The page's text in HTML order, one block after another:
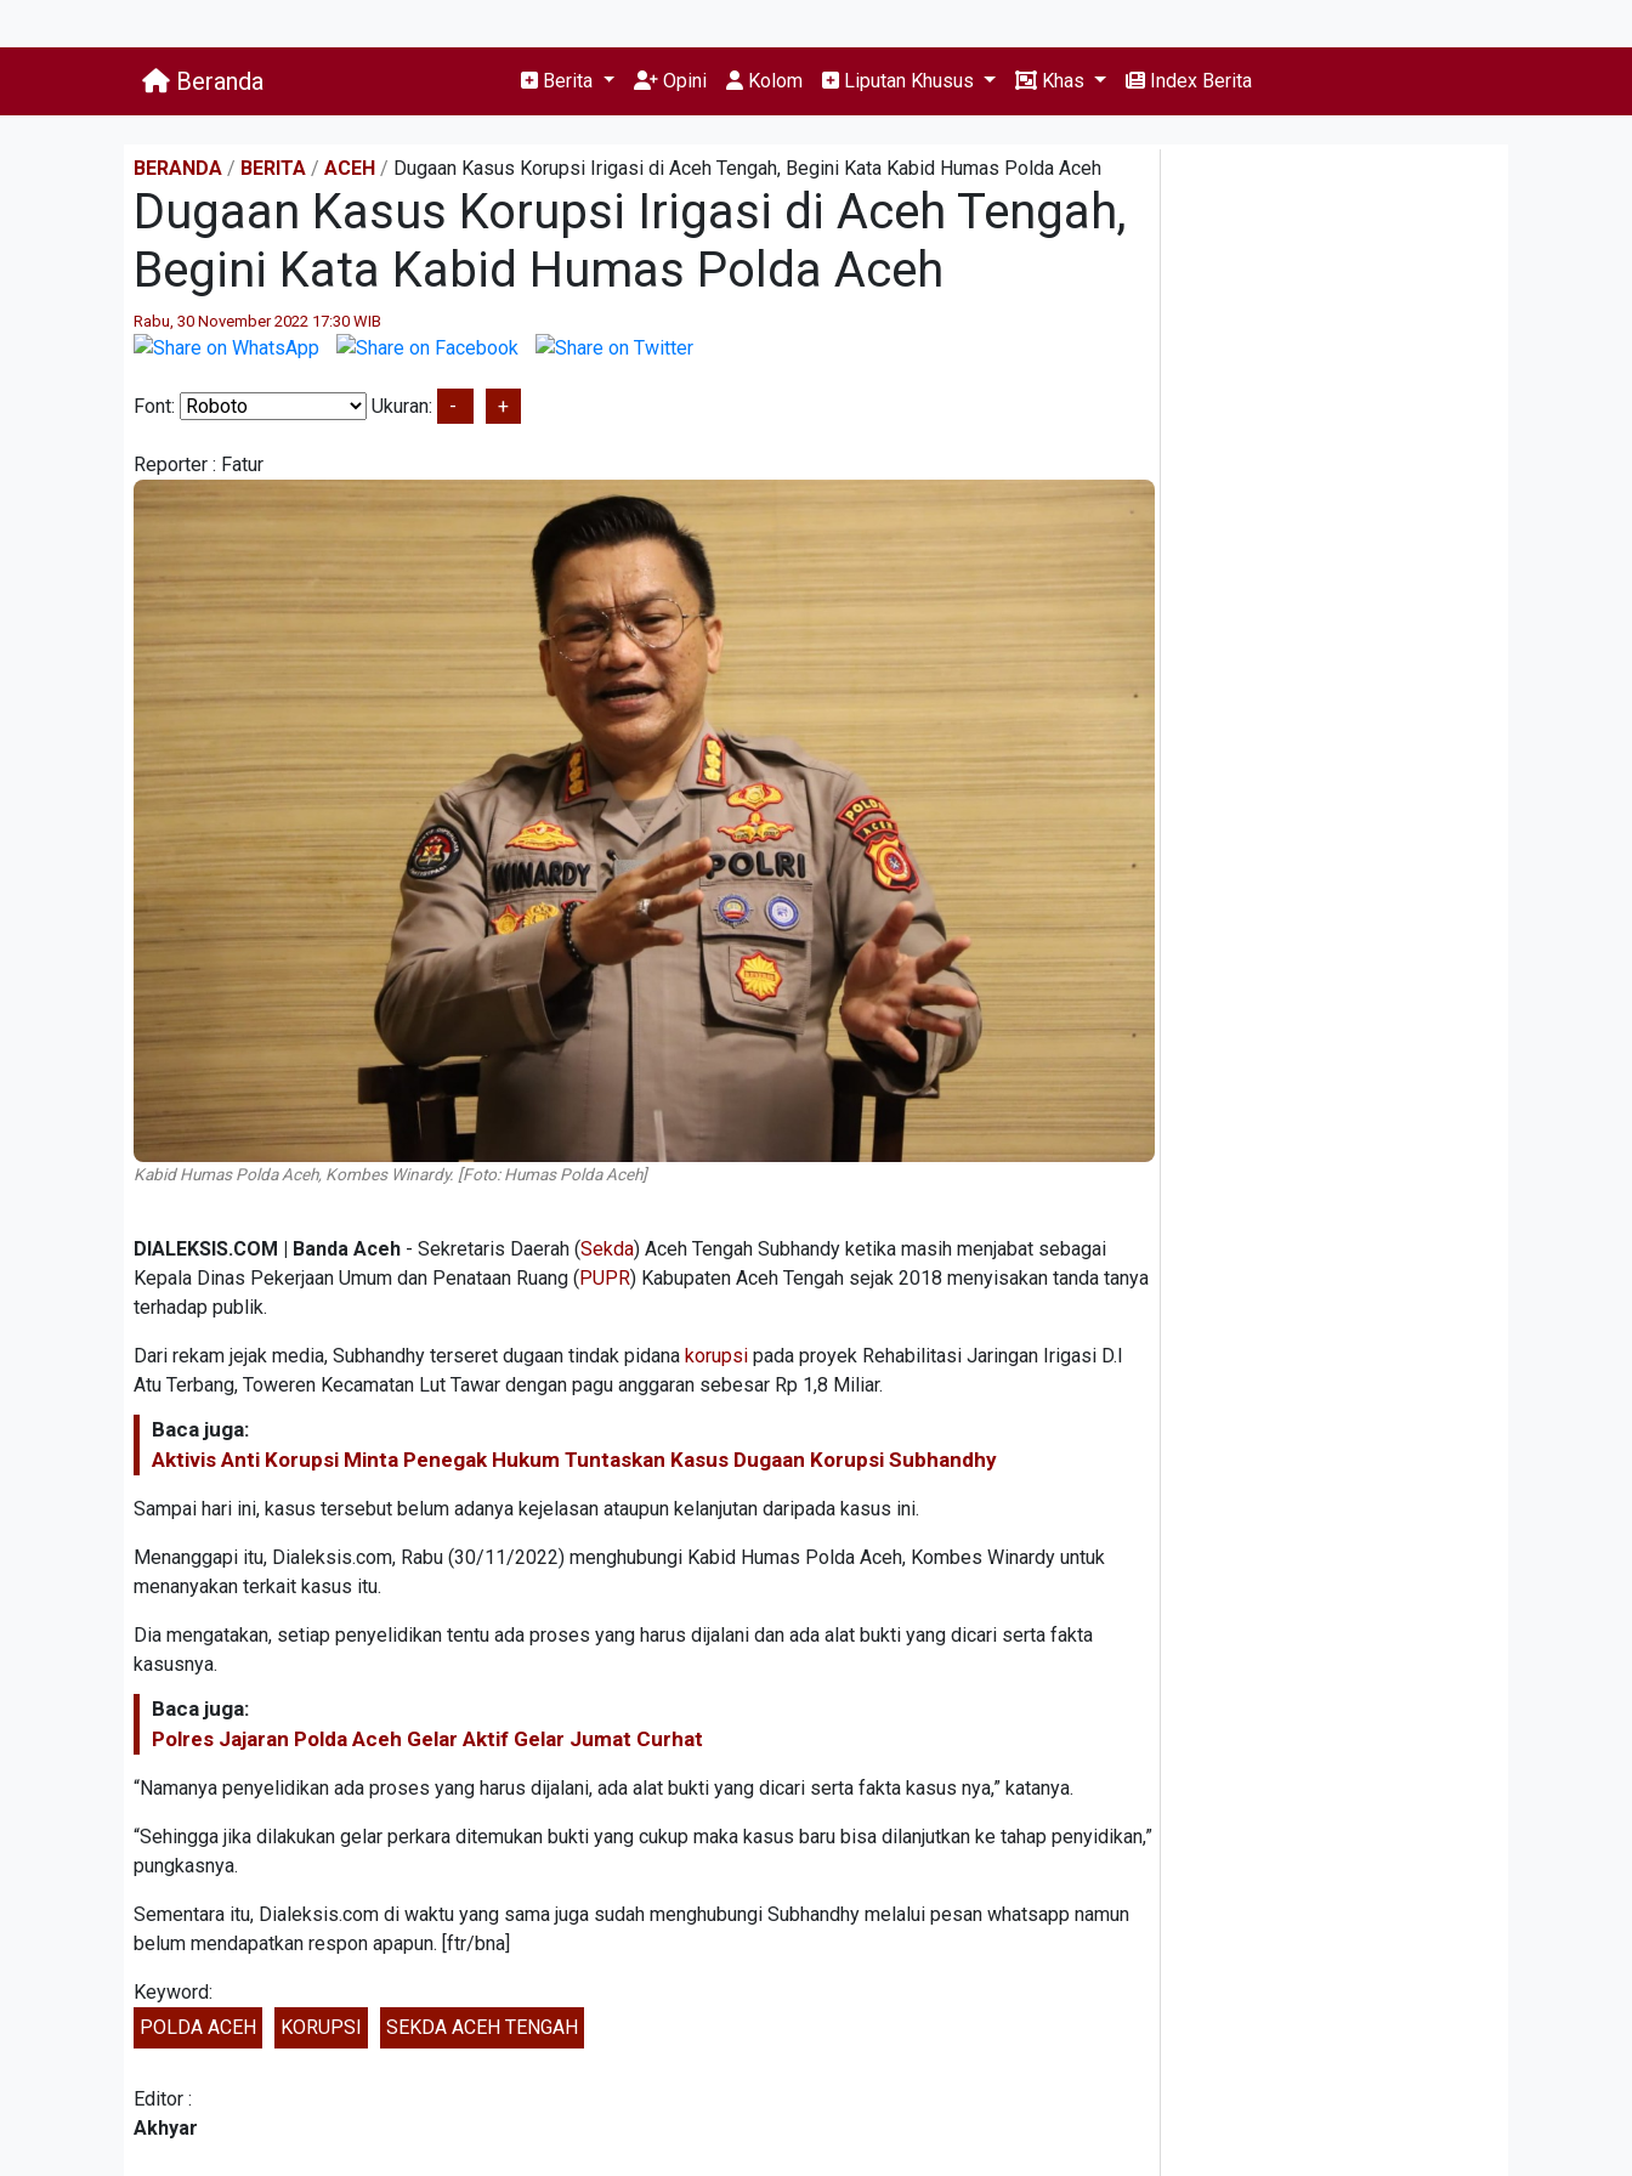
Beranda Berita Opini Kolom Liputan Khusus Khas Index Berita
BERANDA / BERITA / ACEH / Dugaan Kasus Korupsi Irigasi di Aceh Tengah, Begini Kata Kabid Humas Polda Aceh
Dugaan Kasus Korupsi Irigasi di Aceh Tengah,
Begini Kata Kabid Humas Polda Aceh
Rabu, 30 November 2022 17:30 WIB
Font: Ukuran: - +
Reporter : Fatur
Kabid Humas Polda Aceh, Kombes Winardy. [Foto: Humas Polda Aceh]
DIALEKSIS.COM | Banda Aceh - Sekretaris Daerah (Sekda) Aceh Tengah Subhandy ketika masih menjabat sebagai
Kepala Dinas Pekerjaan Umum dan Penataan Ruang (PUPR) Kabupaten Aceh Tengah sejak 2018 menyisakan tanda tanya
terhadap publik.
Dari rekam jejak media, Subhandhy terseret dugaan tindak pidana korupsi pada proyek Rehabilitasi Jaringan Irigasi D.I
Atu Terbang, Toweren Kecamatan Lut Tawar dengan pagu anggaran sebesar Rp 1,8 Miliar.
Baca juga:
Aktivis Anti Korupsi Minta Penegak Hukum Tuntaskan Kasus Dugaan Korupsi Subhandhy
Sampai hari ini, kasus tersebut belum adanya kejelasan ataupun kelanjutan daripada kasus ini.
Menanggapi itu, Dialeksis.com, Rabu (30/11/2022) menghubungi Kabid Humas Polda Aceh, Kombes Winardy untuk
menanyakan terkait kasus itu.
Dia mengatakan, setiap penyelidikan tentu ada proses yang harus dijalani dan ada alat bukti yang dicari serta fakta
kasusnya.
Baca juga:
Polres Jajaran Polda Aceh Gelar Aktif Gelar Jumat Curhat
“Namanya penyelidikan ada proses yang harus dijalani, ada alat bukti yang dicari serta fakta kasus nya,” katanya.
“Sehingga jika dilakukan gelar perkara ditemukan bukti yang cukup maka kasus baru bisa dilanjutkan ke tahap penyidikan,”
pungkasnya.
Sementara itu, Dialeksis.com di waktu yang sama juga sudah menghubungi Subhandhy melalui pesan whatsapp namun
belum mendapatkan respon apapun. [ftr/bna]
Keyword:
POLDA ACEH
KORUPSI SEKDA ACEH TENGAH
Editor :
Akhyar